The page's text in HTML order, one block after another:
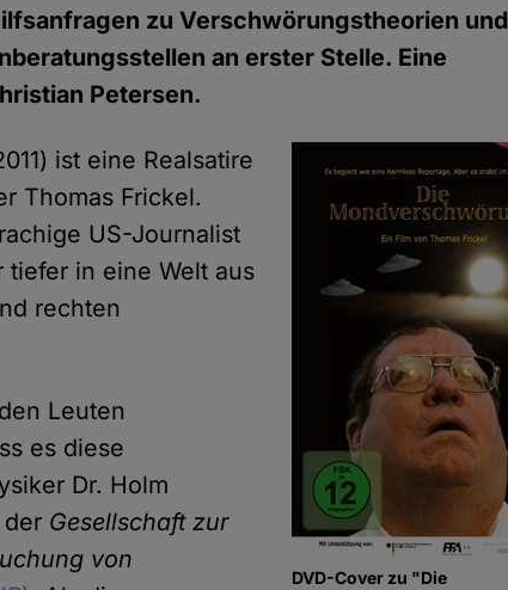
zu Verschwörungstheorien und
an erster Stelle. Eine
Petersen.
DVD-Cover zu "Die
ist eine Realsatire
Thomas Frickel.
US-Journalist
tiefer in eine Welt aus
rechten
Leuten
es diese
Dr. Holm
Gesellschaft zur
von